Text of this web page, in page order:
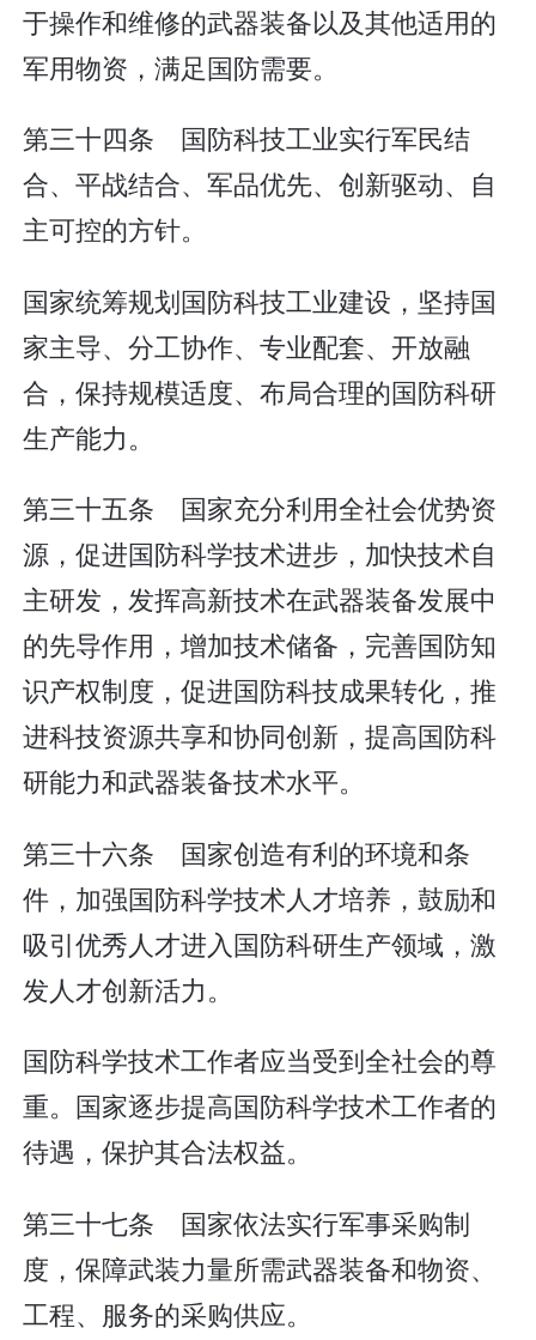
于操作和维修的武器装备以及其他适用的
军用物资，满足国防需要。
第三十四条 国防科技工业实行军民结
合、平战结合、军品优先、创新驱动、自
主可控的方针。
国家统筹规划国防科技工业建设，坚持国
家主导、分工协作、专业配套、开放融
合，保持规模适度、布局合理的国防科研
生产能力。
第三十五条 国家充分利用全社会优势资
源，促进国防科学技术进步，加快技术自
主研发，发挥高新技术在武器装备发展中
的先导作用，增加技术储备，完善国防知
识产权制度，促进国防科技成果转化，推
进科技资源共享和协同创新，提高国防科
研能力和武器装备技术水平。
第三十六条 国家创造有利的环境和条
件，加强国防科学技术人才培养，鼓励和
吸引优秀人才进入国防科研生产领域，激
发人才创新活力。
国防科学技术工作者应当受到全社会的尊
重。国家逐步提高国防科学技术工作者的
待遇，保护其合法权益。
第三十七条 国家依法实行军事采购制
度，保障武装力量所需武器装备和物资、
工程、服务的采购供应。